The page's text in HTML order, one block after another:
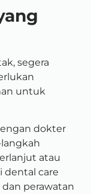
segera
untuk
dokter
atau
dental care
perawatan